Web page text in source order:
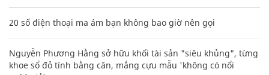
20 số điện thoại ma ám bạn không bao giờ nên gọi
Nguyễn Phương Hằng sở hữu khối tài sản "siêu khủng", từng
khoe sổ đỏ tính bằng cân, mắng cựu mẫu 'không có nổi